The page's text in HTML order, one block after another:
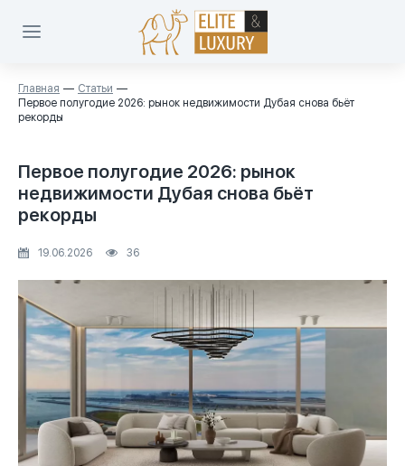
Главная
Статьи
Первое полугодие 2026: рынок недвижимости Дубая снова бьёт
рекорды
Первое полугодие 2026: рынок
недвижимости Дубая снова бьёт
рекорды
19.06.2026 36